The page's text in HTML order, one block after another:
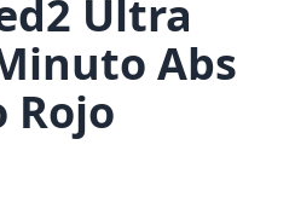
Ultra
Abs